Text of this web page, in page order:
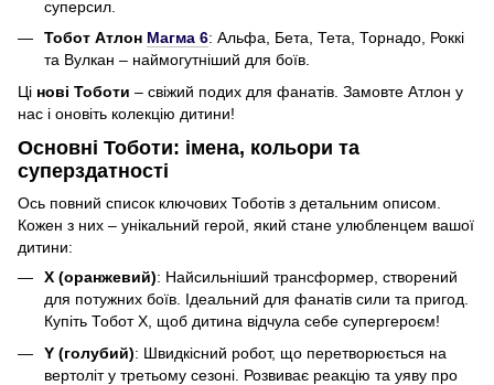
суперсил.
Тобот Атлон Магма 6: Альфа, Бета, Тета, Торнадо, Роккі
та Вулкан – наймогутніший для боїв.
Ці нові Тоботи – свіжий подих для фанатів. Замовте Атлон у
нас і оновіть колекцію дитини!
Основні Тоботи: імена, кольори та
суперздатності
Ось повний список ключових Тоботів з детальним описом.
Кожен з них – унікальний герой, який стане улюбленцем вашої
дитини:
X (оранжевий): Найсильніший трансформер, створений
для потужних боїв. Ідеальний для фанатів сили та пригод.
Купіть Тобот X, щоб дитина відчула себе супергероєм!
Y (голубий): Швидкісний робот, що перетворюється на
вертоліт у третьому сезоні. Розвиває реакцію та уяву про